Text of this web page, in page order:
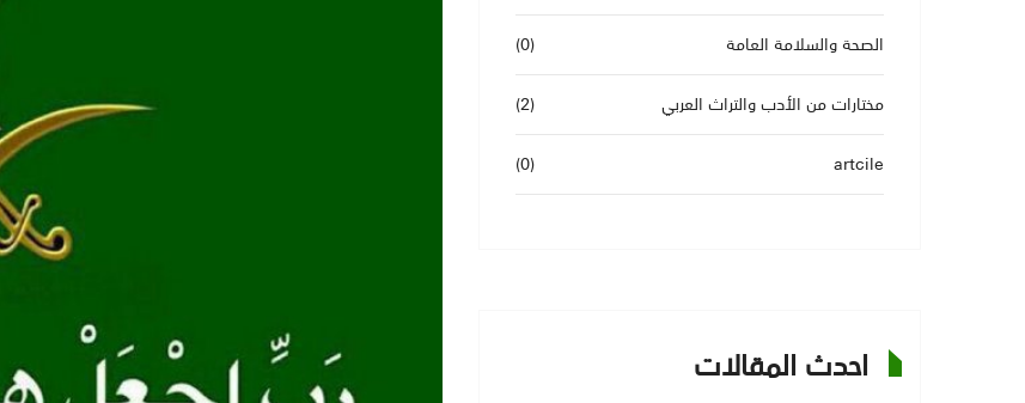
الصحة والسلامة العامة
(0)
مختارات من الأدب والتراث العربي
(2)
artcile
(0)
احدث المقالات